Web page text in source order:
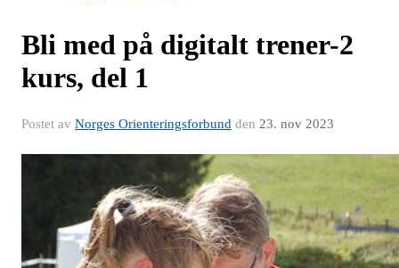
Bli med på digitalt trener-2
kurs, del 1
Postet av Norges Orienteringsforbund den 23. nov 2023